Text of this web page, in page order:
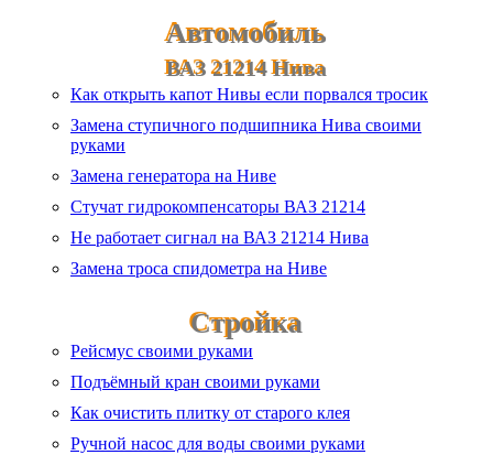
Автомобиль
ВАЗ 21214 Нива
Как открыть капот Нивы если порвался тросик
Замена ступичного подшипника Нива своими
руками
Замена генератора на Ниве
Стучат гидрокомпенсаторы ВАЗ 21214
Не работает сигнал на ВАЗ 21214 Нива
Замена троса спидометра на Ниве
Стройка
Рейсмус своими руками
Подъёмный кран своими руками
Как очистить плитку от старого клея
Ручной насос для воды своими руками